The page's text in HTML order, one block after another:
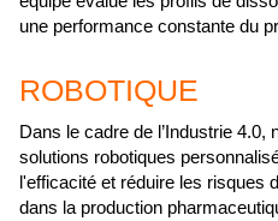
une performance constante du
ROBOTIQUE
Dans le cadre de l’Industrie 4.0,
solutions robotiques
l'efficacité et réduire les risques
dans la production